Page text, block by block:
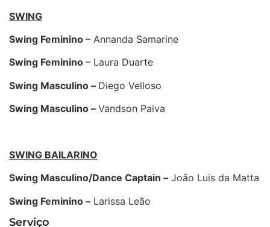
SWING
Swing Feminino – Annanda Samarine
Swing Feminino – Laura Duarte
Swing Masculino – Diego Velloso
Swing Masculino – Vandson Paiva
SWING BAILARINO
Swing Masculino/Dance Captain – João Luis da Matta
Swing Feminino – Larissa Leão
Serviço